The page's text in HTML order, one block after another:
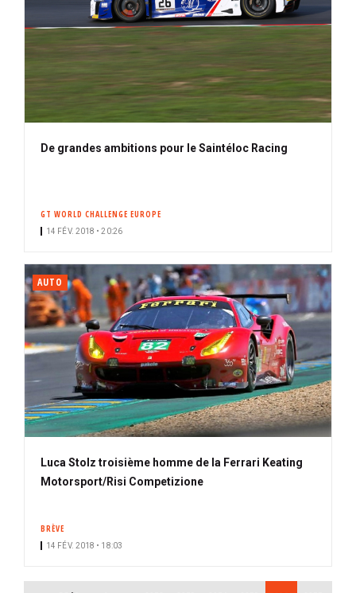
De grandes ambitions pour le Saintéloc Racing
GT WORLD CHALLENGE EUROPE
14 FÉV. 2018 • 20:26
AUTO
Luca Stolz troisième homme de la Ferrari Keating
Motorsport/Risi Competizione
BRÈVE
14 FÉV. 2018 • 18:03